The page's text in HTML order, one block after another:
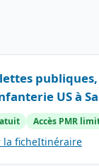
publiques,
US à
Accès PMR
la ficheItinéraire